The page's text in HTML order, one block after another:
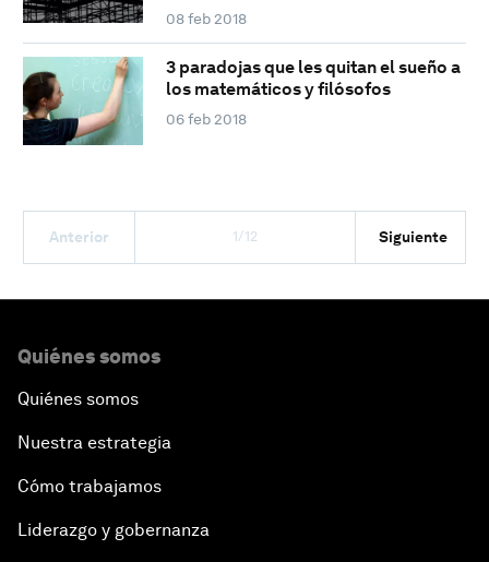
08 feb 2018
3 paradojas que les quitan el sueño a
los matemáticos y filósofos
06 feb 2018
Anterior 1/12 Siguiente
Quiénes somos
Quiénes somos
Nuestra estrategia
Cómo trabajamos
Liderazgo y gobernanza